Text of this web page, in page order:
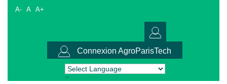
A- A A+
Connexion AgroParisTech
Powered by Translate